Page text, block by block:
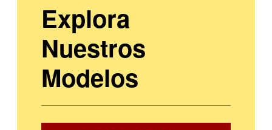
Explora
Nuestros
Modelos